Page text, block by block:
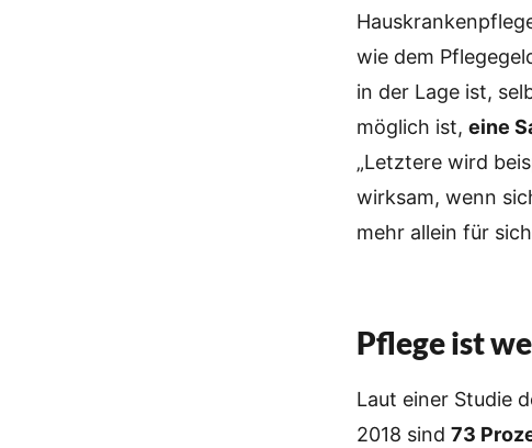
wie dem
in der Lage ist,
möglich ist,eine
„Letztere wird
wirksam, wenn
mehr allein für
Pflege ist
Laut einer Studie
2018 sind73